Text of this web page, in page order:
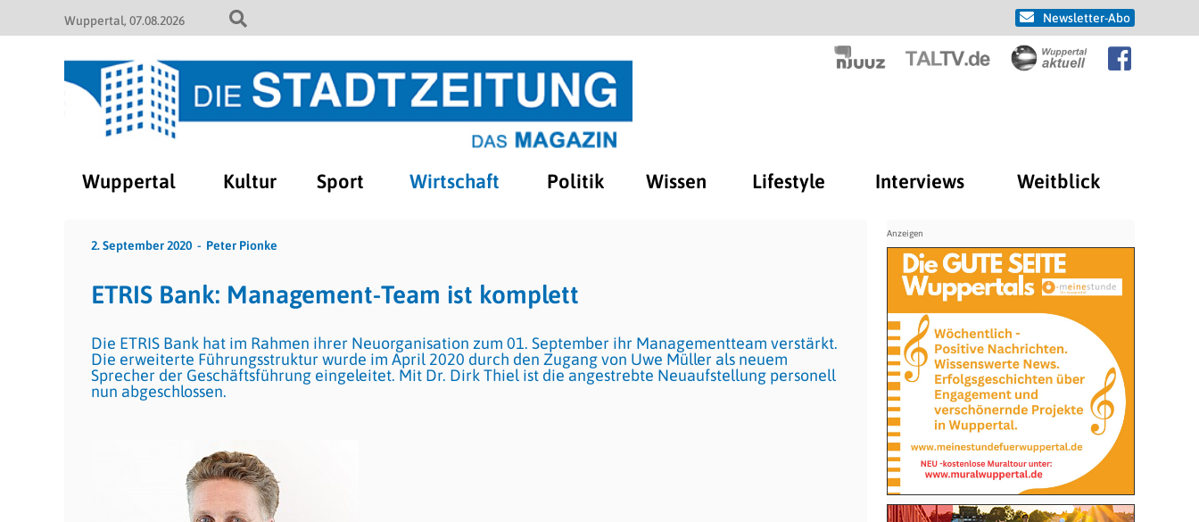
Wuppertal 07.08.2026 Newsletter-Abo
Wuppertal Kultur Sport Wirtschaft Politik Wissen Lifestyle Interviews Weitblick
2. September 2020 Peter Pionke
ETRIS Bank: Management-Team ist komplett
Die ETRIS Bank hat im Rahmen ihrer Neuorganisation zum 01. September ihr Managementteam verstärkt.
Die erweiterte Führungsstruktur wurde im April 2020 durch den Zugang von Uwe Müller als neuem
Sprecher der Geschäftsführung eingeleitet. Mit Dr. Dirk Thiel ist die angestrebte Neuaufstellung personell
nun abgeschlossen.